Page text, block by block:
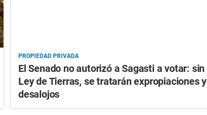
PROPIEDAD PRIVADA
El Senado no autorizó a Sagasti a votar: sin
Ley de Tierras, se tratarán expropiaciones y
desalojos